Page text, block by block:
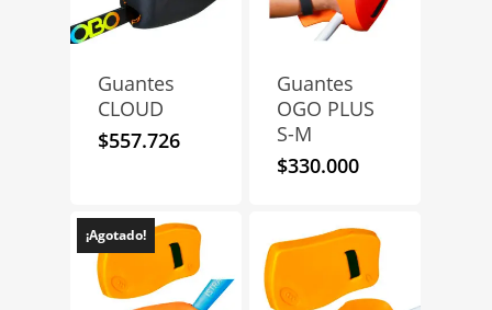
Guantes
CLOUD
$557.726
Guantes
OGO PLUS
S-M
$330.000
¡Agotado!